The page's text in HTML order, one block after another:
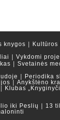
knygos
Kultūros
Vykdomi
Svetainės
Periodika
Anykštėno
Klubas
iki Peslių
13